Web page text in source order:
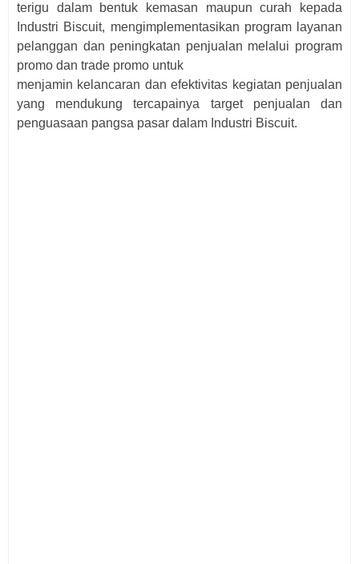
terigu dalam bentuk kemasan maupun curah kepada
Industri Biscuit, mengimplementasikan program layanan
pelanggan dan peningkatan penjualan melalui program
promo dan trade promo untuk
menjamin kelancaran dan efektivitas kegiatan penjualan
yang mendukung tercapainya target penjualan dan
penguasaan pangsa pasar dalam Industri Biscuit.